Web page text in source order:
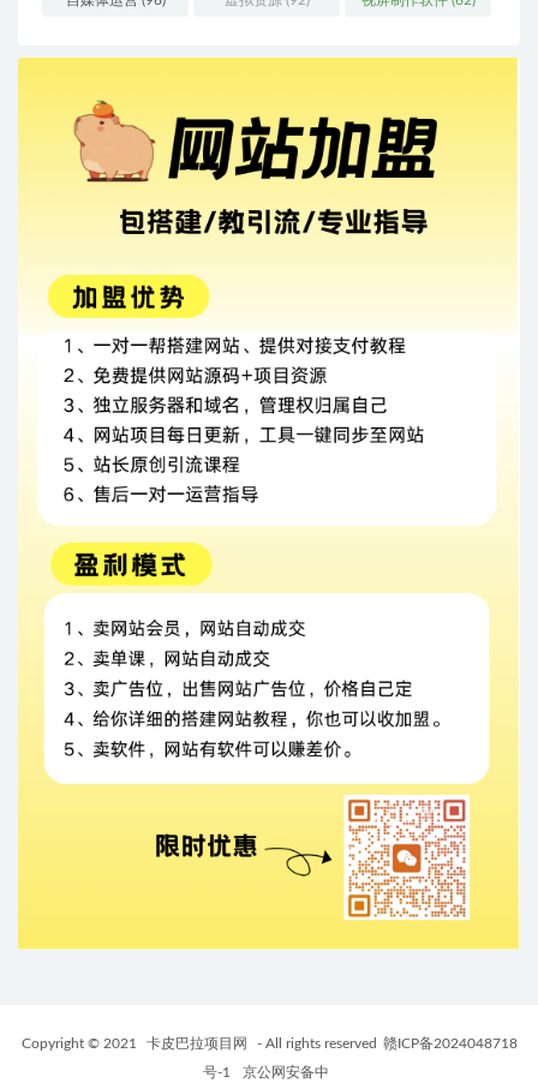
Copyright © 2021 卡皮巴拉项目网 - All rights reserved
赣ICP备2024048718
号-1
京公网安备中